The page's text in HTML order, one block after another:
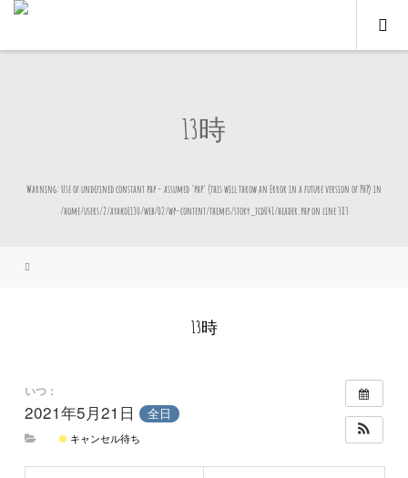
13時
Warning: Use of undefined constant php - assumed 'php' (this will throw an Error in a future version of PHP) in
/home/users/2/ayako1130/web/02/wp-content/themes/story_tcd041/header.phpon line383
13時
いつ：
2021年5月21日 全日
キャンセル待ち